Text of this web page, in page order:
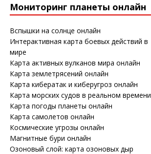
Мониторинг планеты онлайн
Вспышки на солнце онлайн
Интерактивная карта боевых действий в
мире
Карта активных вулканов мира онлайн
Карта землетрясений онлайн
Карта кибератак и киберугроз онлайн
Карта морских судов в реальном времени
Карта погоды планеты онлайн
Карта самолетов онлайн
Космические угрозы онлайн
Магнитные бури онлайн
Озоновый слой: карта озоновых дыр